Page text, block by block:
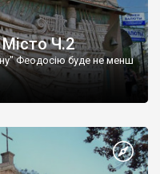
Ч.2
Феодосію буде не менш